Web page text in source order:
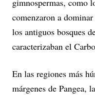
gimnospermas, como
comenzaron a
los antiguos bosques
caracterizaban el
En las regiones más
márgenes de Pangea,